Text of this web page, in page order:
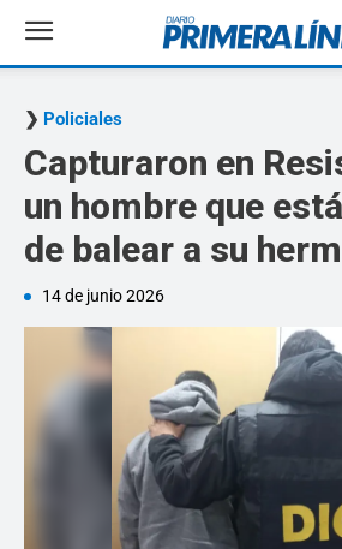
Policiales
Capturaron en
un hombre que
de balear a su
14 de junio 2026